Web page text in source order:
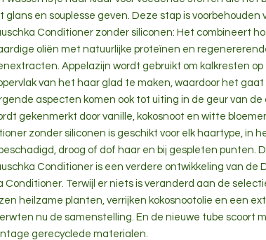
glans en souplesse geven. Deze stap is voorbehouden
Conditioner zonder siliconen: Het combineert
oliën met natuurlijke proteïnen en
Appelazijn wordt gebruikt om kalkresten op
van het haar glad te maken, waardoor het gaat
aspecten komen ook tot uiting in de geur van de
gekenmerkt door vanille, kokosnoot en witte
zonder siliconen is geschikt voor elk haartype, in
droog of dof haar en bij gespleten punten.
Conditioner is een verdere ontwikkeling van de
Conditioner. Terwijl er niets is veranderd aan de
heilzame planten, verrijken kokosnootolie en een
nu de samenstelling. En de nieuwe tube scoort
gerecyclede materialen.